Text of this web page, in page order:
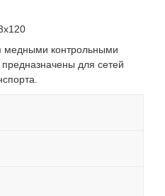
медными контрольными
для сетей